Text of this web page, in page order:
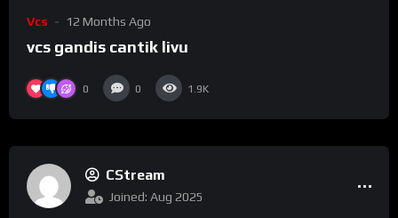
Vcs 12 Months Ago
vcs gandis cantik livu
0 0 1.9K
CStream
Joined: Aug 2025